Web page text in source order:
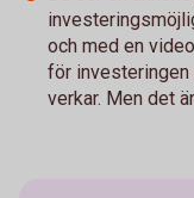
och med en
för
verkar. Men det